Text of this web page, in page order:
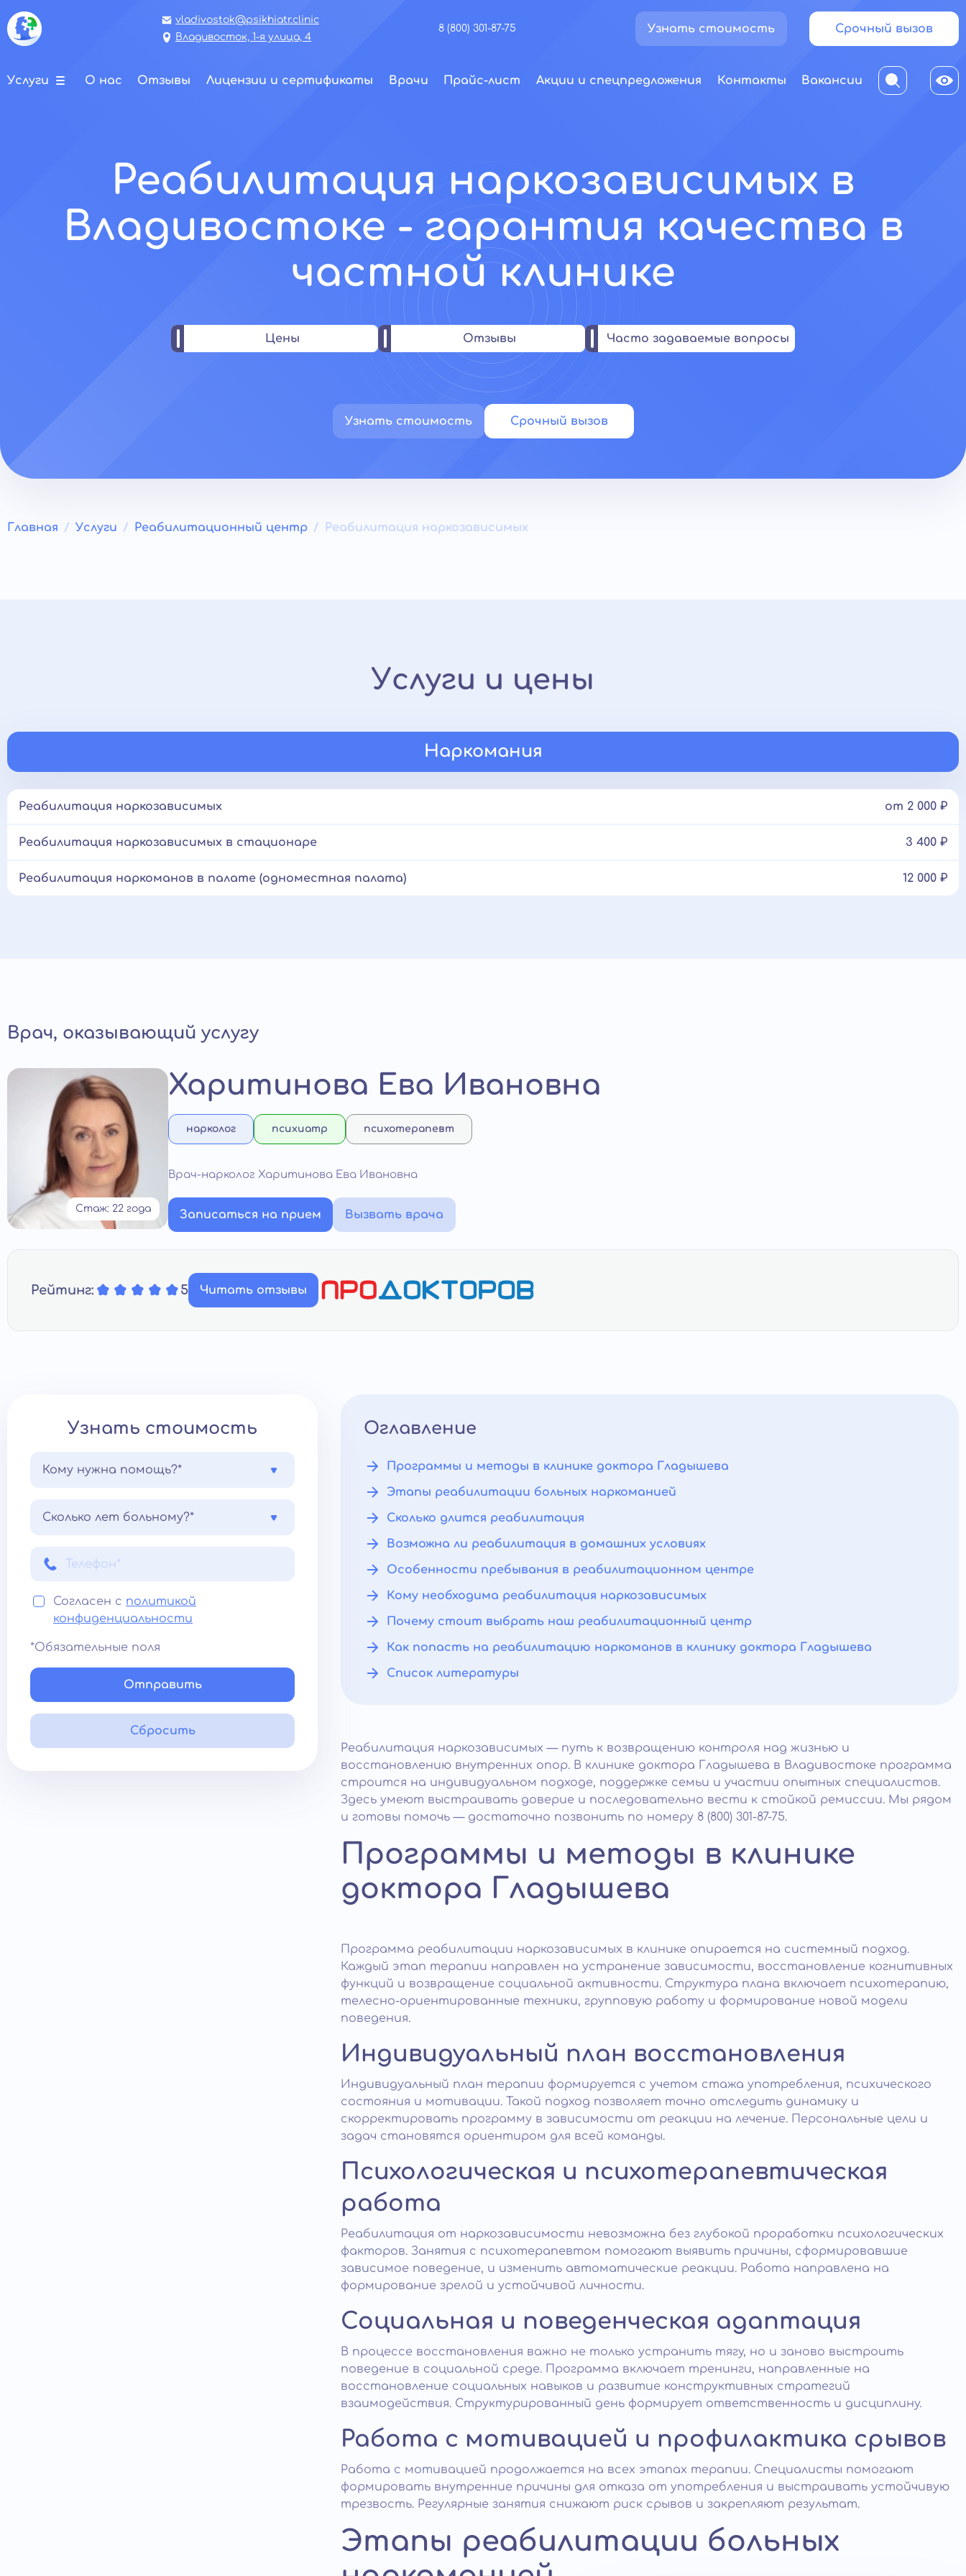
vladivostok@psikhiatr.clinic
Владивосток, 1-я улица, 4
8 (800) 301-87-75 Узнать стоимость Срочный вызов
Услуги О нас Отзывы Лицензии и сертификаты Врачи Прайс-лист Акции и спецпредложения Контакты Вакансии
Реабилитация наркозависимых в
Владивостоке - гарантия качества в
частной клинике
Цены Отзывы Часто задаваемые вопросы
Узнать стоимость Срочный вызов
Главная Услуги Реабилитационный центр Реабилитация наркозависимых
Услуги и цены
Наркомания
Реабилитация наркозависимых от 2 000 ₽
Реабилитация наркозависимых в стационаре 3 400 ₽
Реабилитация наркоманов в палате (одноместная палата) 12 000 ₽
Врач, оказывающий услугу
Стаж: 22 года
Харитинова Ева Ивановна
нарколог психиатр психотерапевт
Врач-нарколог Харитинова Ева Ивановна
Записаться на прием Вызвать врача
Рейтинг: 5 Читать отзывы
Узнать стоимость
Кому нужна помощь?*
Сколько лет больному?*
Согласен с политикой
конфиденциальности
*Обязательные поля
Отправить
Сбросить
Оглавление
Программы и методы в клинике доктора Гладышева
Этапы реабилитации больных наркоманией
Сколько длится реабилитация
Возможна ли реабилитация в домашних условиях
Особенности пребывания в реабилитационном центре
Кому необходима реабилитация наркозависимых
Почему стоит выбрать наш реабилитационный центр
Как попасть на реабилитацию наркоманов в клинику доктора Гладышева
Список литературы
Реабилитация наркозависимых — путь к возвращению контроля над жизнью и
восстановлению внутренних опор. В клинике доктора Гладышева в Владивостоке программа
строится на индивидуальном подходе, поддержке семьи и участии опытных специалистов.
Здесь умеют выстраивать доверие и последовательно вести к стойкой ремиссии. Мы рядом
и готовы помочь — достаточно позвонить по номеру 8 (800) 301-87-75.
Программы и методы в клинике
доктора Гладышева
Программа реабилитации наркозависимых в клинике опирается на системный подход.
Каждый этап терапии направлен на устранение зависимости, восстановление когнитивных
функций и возвращение социальной активности. Структура плана включает психотерапию,
телесно-ориентированные техники, групповую работу и формирование новой модели
поведения.
Индивидуальный план восстановления
Индивидуальный план терапии формируется с учетом стажа употребления, психического
состояния и мотивации. Такой подход позволяет точно отследить динамику и
скорректировать программу в зависимости от реакции на лечение. Персональные цели и
задач становятся ориентиром для всей команды.
Психологическая и психотерапевтическая
работа
Реабилитация от наркозависимости невозможна без глубокой проработки психологических
факторов. Занятия с психотерапевтом помогают выявить причины, сформировавшие
зависимое поведение, и изменить автоматические реакции. Работа направлена на
формирование зрелой и устойчивой личности.
Социальная и поведенческая адаптация
В процессе восстановления важно не только устранить тягу, но и заново выстроить
поведение в социальной среде. Программа включает тренинги, направленные на
восстановление социальных навыков и развитие конструктивных стратегий
взаимодействия. Структурированный день формирует ответственность и дисциплину.
Работа с мотивацией и профилактика срывов
Работа с мотивацией продолжается на всех этапах терапии. Специалисты помогают
формировать внутренние причины для отказа от употребления и выстраивать устойчивую
трезвость. Регулярные занятия снижают риск срывов и закрепляют результат.
Этапы реабилитации больных